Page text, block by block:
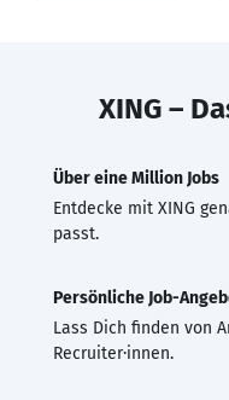
XING –
Über eine Million Jobs
Entdecke mit XING
passt.
Persönliche Job-
Lass Dich finden von
Recruiter·innen.